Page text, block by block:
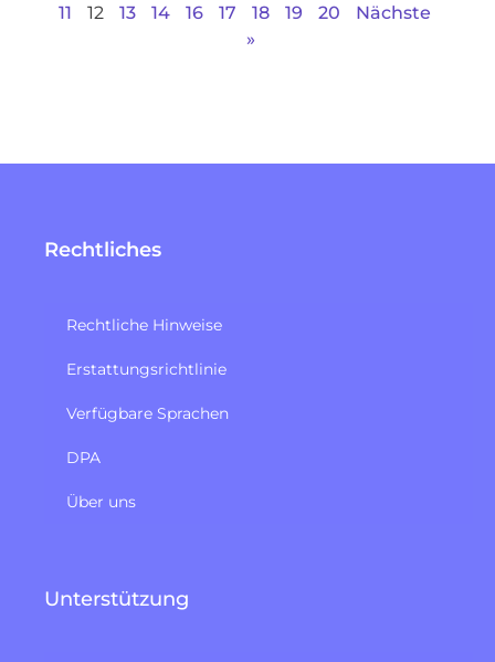
11
12 13 14 16 17 18 19 20
Nächste
»
Rechtliches
Rechtliche Hinweise
Erstattungsrichtlinie​
Verfügbare Sprachen
DPA
Über uns
Unterstützung